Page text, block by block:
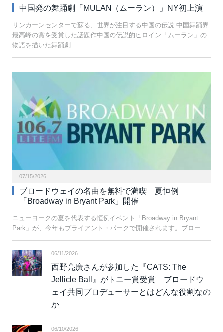
中国発の舞踊劇「MULAN（ムーラン）」NY初上演
リンカーンセンターで蘇る、世界が注目する中国の伝説 中国舞踊界
最高峰の賞を受賞した話題作中国の伝説的ヒロイン「ムーラン」の
物語を描いた舞踊劇…
07/15/2026
ブロードウェイの名曲を無料で満喫 夏恒例
「Broadway in Bryant Park」開催
ニューヨークの夏を代表する恒例イベント「Broadway in Bryant
Park」が、今年もブライアント・パークで開催されます。ブロー…
06/11/2026
西野亮廣さんが参加した『CATS: The
Jellicle Ball』がトニー賞受賞 ブロードウ
ェイ共同プロデューサーとはどんな役割なの
か
06/10/2026